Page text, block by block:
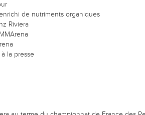
de nutriments organiques
Riviera
la presse